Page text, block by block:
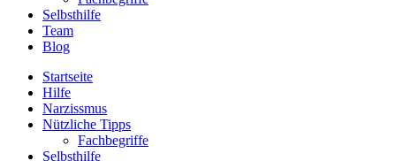
Selbsthilfe
Team
Blog
Startseite
Hilfe
Narzissmus
Nützliche Tipps
Fachbegriffe
Selbsthilfe